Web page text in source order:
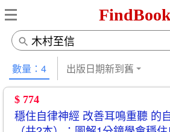
FindBook
數量：4 出版日期新到舊
$ 774
穩住自律神經 改善耳鳴重聽 的